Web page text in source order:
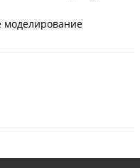
моделирование